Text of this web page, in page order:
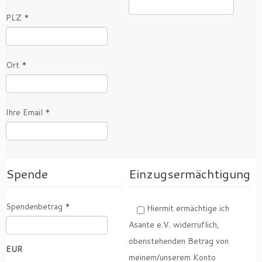
PLZ *
Ort *
Ihre Email *
Spende
Spendenbetrag *
EUR
Einzugsermächtigung
Hiermit ermächtige ich
Asante e.V. widerruflich,
obenstehenden Betrag von
meinem/unserem Konto